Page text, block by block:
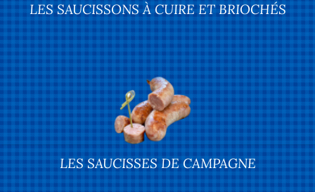
LES SAUCISSONS À CUIRE ET BRIOCHÉS
LES SAUCISSES DE CAMPAGNE